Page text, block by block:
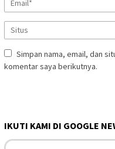
Simpan nama, email, dan
komentar saya berikutnya.
IKUTI KAMI DI GOOGLE